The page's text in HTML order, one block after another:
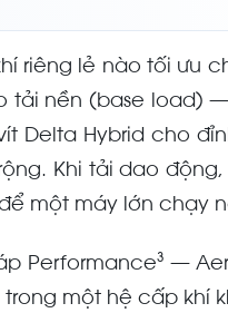
riêng lẻ nào tối ưu
tải nền (base load)
Delta Hybrid cho
Khi tải dao
một máy lớn chạy
Performance³ —
trong một hệ cấp khí